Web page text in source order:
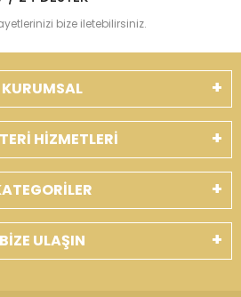
bize iletebilirsiniz.
KURUMSAL
HİZMETLERİ
BİZE ULAŞIN